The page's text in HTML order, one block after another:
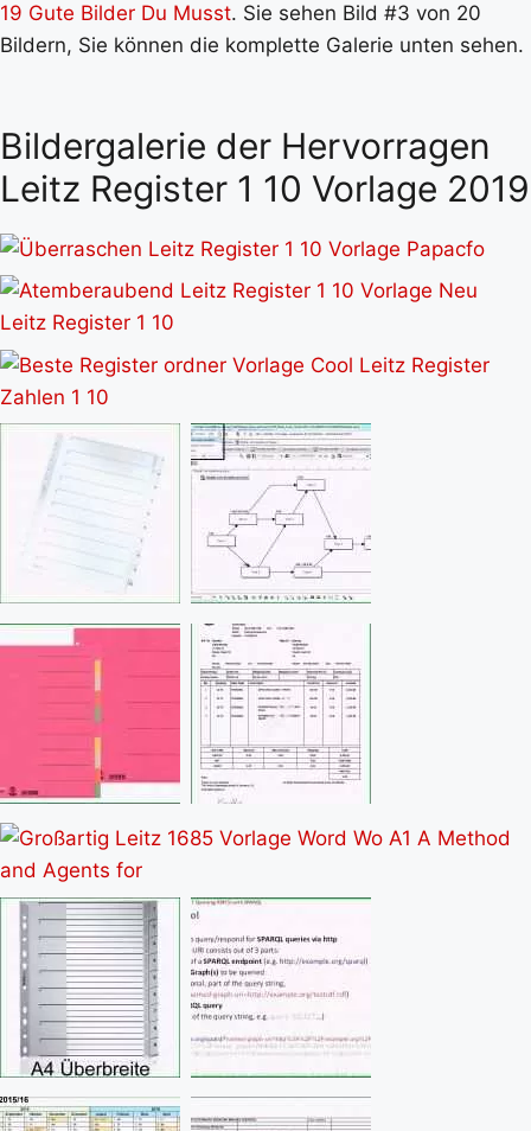
19 Gute Bilder Du Musst. Sie sehen Bild #3 von 20
Bildern, Sie können die komplette Galerie unten sehen.
Bildergalerie der Hervorragen
Leitz Register 1 10 Vorlage 2019